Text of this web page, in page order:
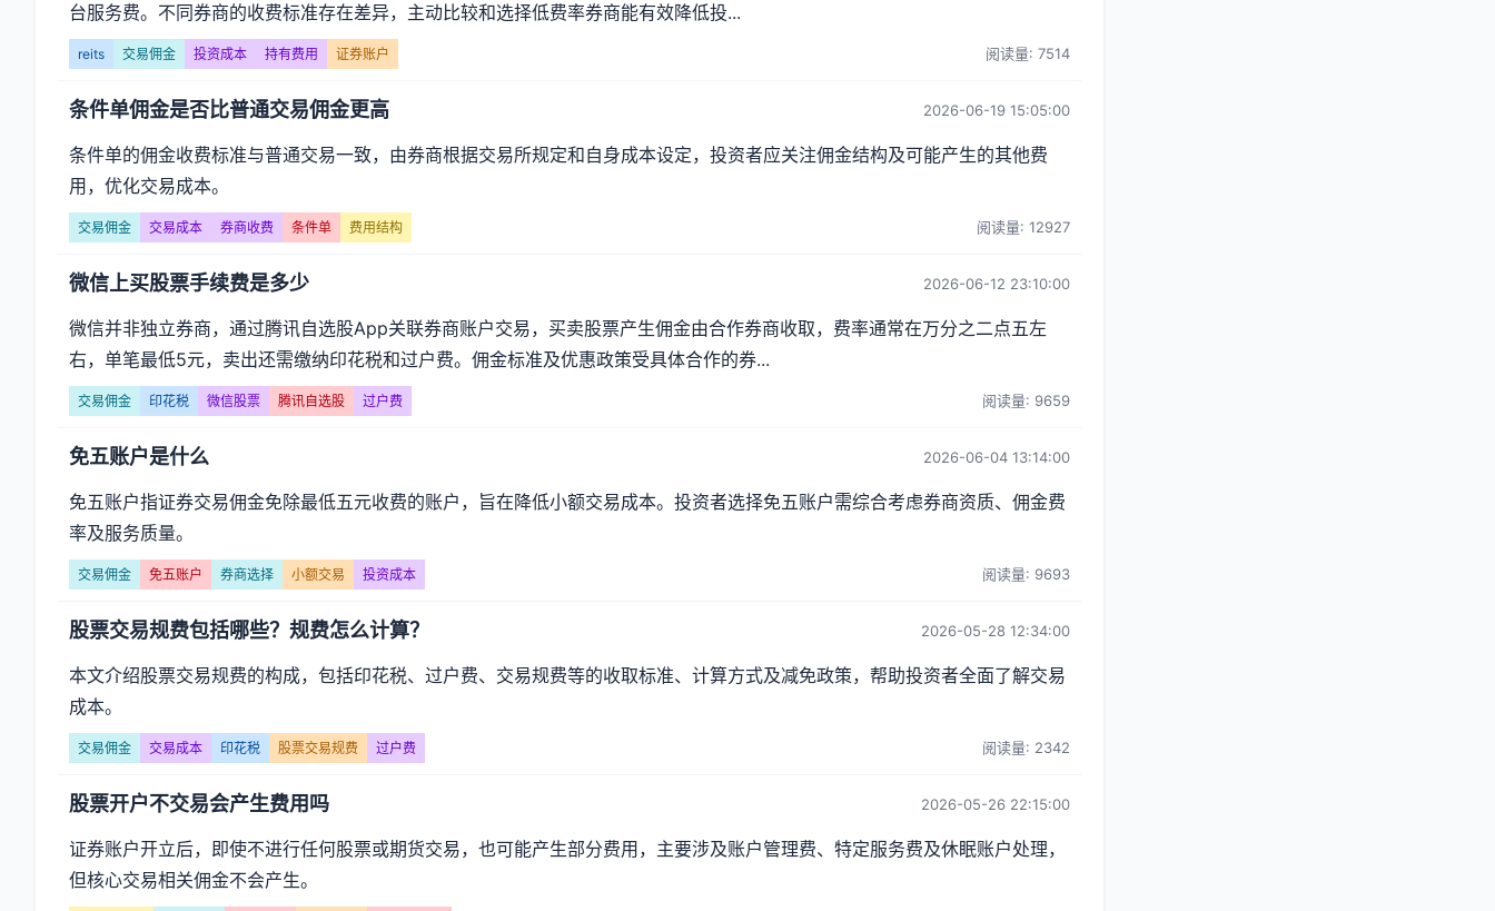
台服务费。不同券商的收费标准存在差异，主动比较和选择低费率券商能有效降低投...
reits 交易佣金 投资成本 持有费用 证券账户 阅读量: 7514
条件单佣金是否比普通交易佣金更高 2026-06-19 15:05:00
条件单的佣金收费标准与普通交易一致，由券商根据交易所规定和自身成本设定，投资者应关注佣金结构及可能产生的其他费
用，优化交易成本。
交易佣金 交易成本 券商收费 条件单 费用结构 阅读量: 12927
微信上买股票手续费是多少 2026-06-12 23:10:00
微信并非独立券商，通过腾讯自选股App关联券商账户交易，买卖股票产生佣金由合作券商收取，费率通常在万分之二点五左
右，单笔最低5元，卖出还需缴纳印花税和过户费。佣金标准及优惠政策受具体合作的券...
交易佣金 印花税 微信股票 腾讯自选股 过户费 阅读量: 9659
免五账户是什么 2026-06-04 13:14:00
免五账户指证券交易佣金免除最低五元收费的账户，旨在降低小额交易成本。投资者选择免五账户需综合考虑券商资质、佣金费
率及服务质量。
交易佣金 免五账户 券商选择 小额交易 投资成本 阅读量: 9693
股票交易规费包括哪些？规费怎么计算？ 2026-05-28 12:34:00
本文介绍股票交易规费的构成，包括印花税、过户费、交易规费等的收取标准、计算方式及减免政策，帮助投资者全面了解交易
成本。
交易佣金 交易成本 印花税 股票交易规费 过户费 阅读量: 2342
股票开户不交易会产生费用吗 2026-05-26 22:15:00
证券账户开立后，即使不进行任何股票或期货交易，也可能产生部分费用，主要涉及账户管理费、特定服务费及休眠账户处理，
但核心交易相关佣金不会产生。